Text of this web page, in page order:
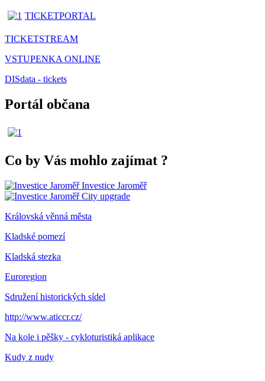
TICKETPORTAL
TICKETSTREAM
VSTUPENKA ONLINE
DISdata - tickets
Portál občana
Co by Vás mohlo zajímat ?
Investice Jaroměř
City upgrade
Královská věnná města
Kladské pomezí
Kladská stezka
Euroregion
Sdružení historických sídel
http://www.aticcr.cz/
Na kole i pěšky - cykloturistiká aplikace
Kudy z nudy